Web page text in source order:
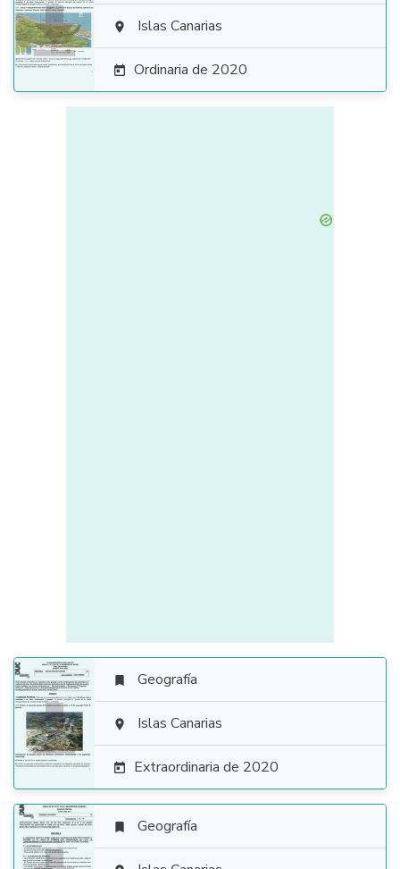
  Islas Canarias
 Ordinaria de 2020

 Geografía
 Islas Canarias
 Extraordinaria de 2020
 Geografía